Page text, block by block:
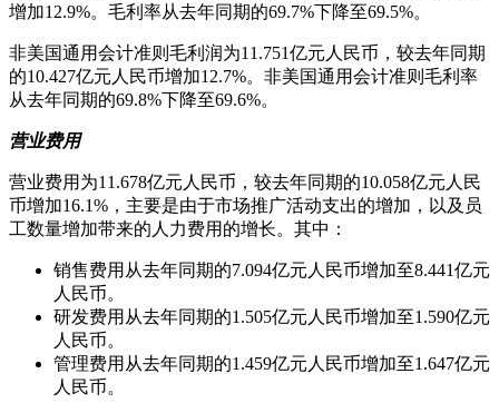
增加12.9%。毛利率从去年同期的69.7%下降至69.5%。
非美国通用会计准则毛利润为11.751亿元人民币，较去年同期
的10.427亿元人民币增加12.7%。非美国通用会计准则毛利率
从去年同期的69.8%下降至69.6%。
营业费用
营业费用为11.678亿元人民币，较去年同期的10.058亿元人民
币增加16.1%，主要是由于市场推广活动支出的增加，以及员
工数量增加带来的人力费用的增长。其中：
销售费用从去年同期的7.094亿元人民币增加至8.441亿元
人民币。
研发费用从去年同期的1.505亿元人民币增加至1.590亿元
人民币。
管理费用从去年同期的1.459亿元人民币增加至1.647亿元
人民币。